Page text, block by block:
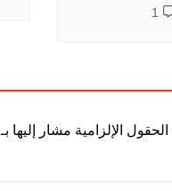
1
الحقول الإلزامية مشار إليها بـ